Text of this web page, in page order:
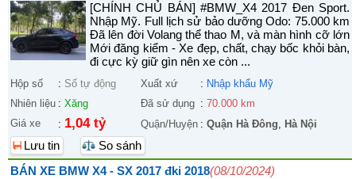
[CHÍNH CHỦ BÁN] #BMW_X4 2017 Đen Sport.
Nhập Mỹ. Full lịch sử bảo dưỡng Odo: 75.000 km
Đã lên đời Volang thể thao M, và màn hình cỡ lớn
Mới đăng kiểm - Xe đẹp, chất, chạy bốc khỏi bàn,
đi cực kỳ giữ gìn nên xe còn ...
Hộp số : Số tự động Xuất xứ : Nhập khẩu Mỹ
Nhiên liệu : Xăng Đã sử dụng : 70.000 km
Giá xe
: 1,04 tỷ Quận/Huyện : Quận Hà Đông, Hà Nội
Lưu tin
So sánh
BÁN XE BMW X4 - SX 2017 đki 2018(08/10/2024)